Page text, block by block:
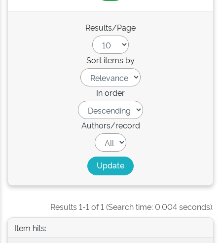
Results/Page
Sort items by
In order
Authors/record
Results 1-1 of 1 (Search time: 0.004 seconds).
Item hits: